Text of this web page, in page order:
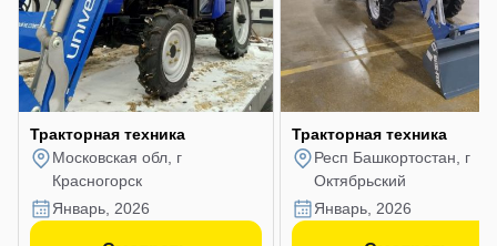
Тракторная техника
Московская обл, г
Красногорск
январь, 2026
Тракторная техника
Респ Башкортостан, г
Октябрьский
январь, 2026